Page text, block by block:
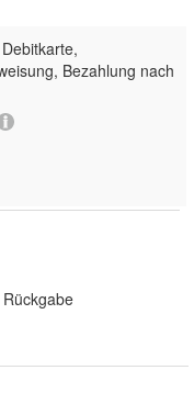
Bezahlung nach